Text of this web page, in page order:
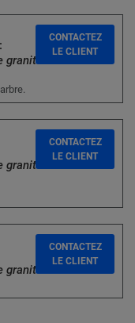
granit
CONTACTEZ
LE CLIENT
granit
CONTACTEZ
LE CLIENT
granit
CONTACTEZ
LE CLIENT